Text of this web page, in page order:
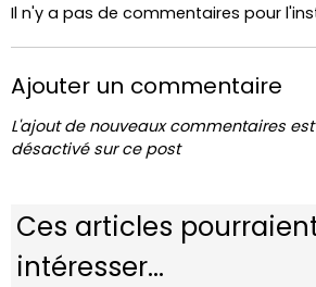
Il n'y a pas de commentaires pour
Ajouter un commentaire
L'ajout de nouveaux commentaires
désactivé sur ce post
Ces articles
intéresser...